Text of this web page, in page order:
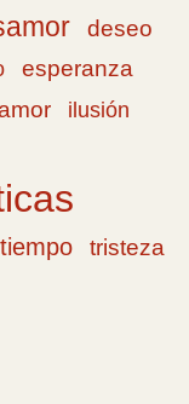
deseo
esperanza
ilusión
tiempo
tristeza